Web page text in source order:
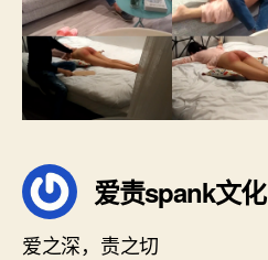
爱责spank文化
爱之深，责之切